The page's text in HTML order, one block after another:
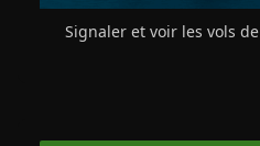
Signaler et voir les vols